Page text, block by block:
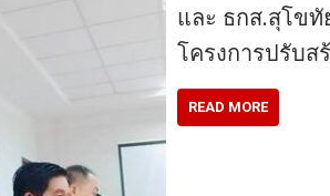
และ ธกส.สุโขทั
โครงการปรับส
READ MORE